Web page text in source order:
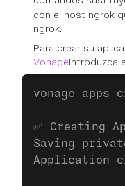
con el host ngrok
ngrok:
Para crear su
Vonageintroduzca
vonage apps
✅ Creating
Saving
Application